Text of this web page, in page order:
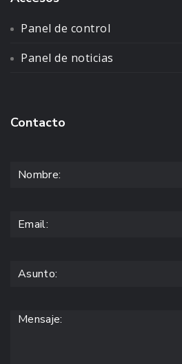
Panel de control
Panel de noticias
Contacto